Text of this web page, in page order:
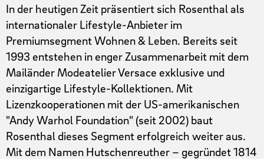
In der heutigen Zeit präsentiert sich Rosenthal als
internationaler Lifestyle-Anbieter im
Premiumsegment Wohnen & Leben. Bereits seit
1993 entstehen in enger Zusammenarbeit mit dem
Mailänder Modeatelier Versace exklusive und
einzigartige Lifestyle-Kollektionen. Mit
Lizenzkooperationen mit der US-amerikanischen
"Andy Warhol Foundation" (seit 2002) baut
Rosenthal dieses Segment erfolgreich weiter aus.
Mit dem Namen Hutschenreuther – gegründet 1814